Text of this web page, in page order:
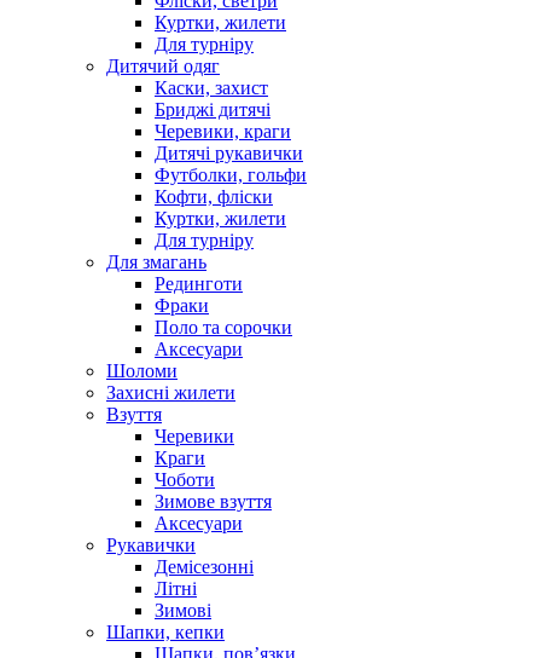
Куртки, жилети
Для турніру
Дитячий одяг
Каски, захист
Бриджі дитячі
Черевики, краги
Дитячі рукавички
Футболки, гольфи
Кофти, фліски
Куртки, жилети
Для турніру
Для змагань
Рединготи
Фраки
Поло та сорочки
Аксесуари
Шоломи
Захисні жилети
Взуття
Черевики
Краги
Чоботи
Зимове взуття
Аксесуари
Рукавички
Демісезонні
Літні
Зимові
Шапки, кепки
Шапки, пов’язки